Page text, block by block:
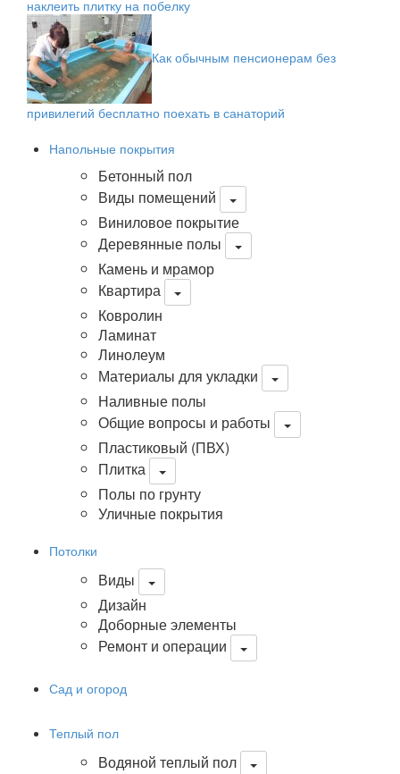
наклеить плитку на побелку
Как обычным пенсионерам без
привилегий бесплатно поехать в санаторий
Напольные покрытия
Бетонный пол
Виды помещений
Виниловое покрытие
Деревянные полы
Камень и мрамор
Квартира
Ковролин
Ламинат
Линолеум
Материалы для укладки
Наливные полы
Общие вопросы и работы
Пластиковый (ПВХ)
Плитка
Полы по грунту
Уличные покрытия
Потолки
Виды
Дизайн
Доборные элементы
Ремонт и операции
Сад и огород
Теплый пол
Водяной теплый пол